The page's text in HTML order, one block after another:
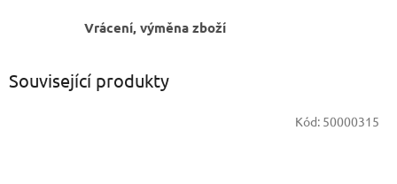
Vrácení, výměna zboží
Související produkty
Kód: 50000315